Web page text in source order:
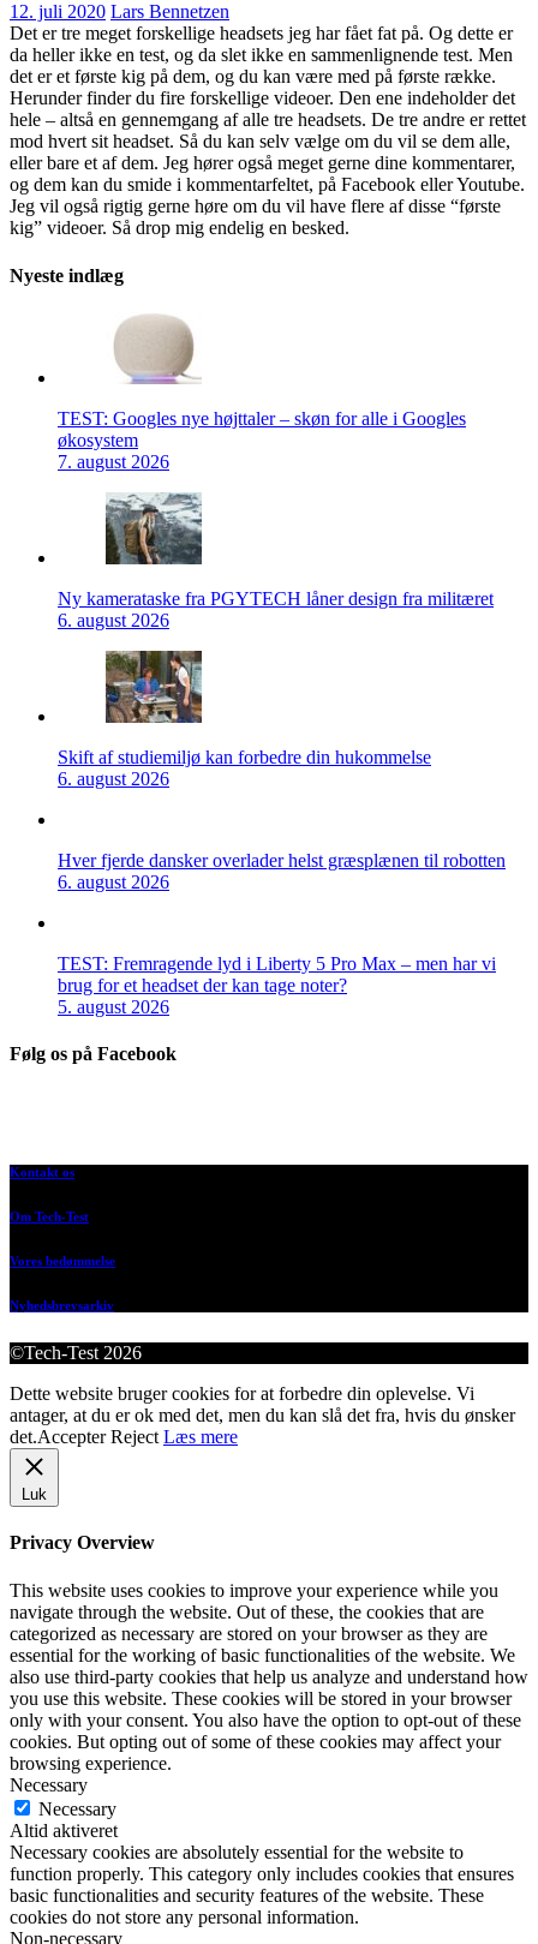
12. juli 2020 Lars Bennetzen
Det er tre meget forskellige headsets jeg har fået fat på. Og dette er
da heller ikke en test, og da slet ikke en sammenlignende test. Men
det er et første kig på dem, og du kan være med på første række.
Herunder finder du fire forskellige videoer. Den ene indeholder det
hele – altså en gennemgang af alle tre headsets. De tre andre er rettet
mod hvert sit headset. Så du kan selv vælge om du vil se dem alle,
eller bare et af dem. Jeg hører også meget gerne dine kommentarer,
og dem kan du smide i kommentarfeltet, på Facebook eller Youtube.
Jeg vil også rigtig gerne høre om du vil have flere af disse “første
kig” videoer. Så drop mig endelig en besked.
Nyeste indlæg
TEST: Googles nye højttaler – skøn for alle i Googles
økosystem
7. august 2026
Ny kamerataske fra PGYTECH låner design fra militæret
6. august 2026
Skift af studiemiljø kan forbedre din hukommelse
6. august 2026
Hver fjerde dansker overlader helst græsplænen til robotten
6. august 2026
TEST: Fremragende lyd i Liberty 5 Pro Max – men har vi
brug for et headset der kan tage noter?
5. august 2026
Følg os på Facebook
Kontakt os
Om Tech-Test
Vores bedømmelse
Nyhedsbrevsarkiv
©Tech-Test 2026
Dette website bruger cookies for at forbedre din oplevelse. Vi
antager, at du er ok med det, men du kan slå det fra, hvis du ønsker
det.Accepter Reject Læs mere
Luk
Privacy Overview
This website uses cookies to improve your experience while you
navigate through the website. Out of these, the cookies that are
categorized as necessary are stored on your browser as they are
essential for the working of basic functionalities of the website. We
also use third-party cookies that help us analyze and understand how
you use this website. These cookies will be stored in your browser
only with your consent. You also have the option to opt-out of these
cookies. But opting out of some of these cookies may affect your
browsing experience.
Necessary
Necessary
Altid aktiveret
Necessary cookies are absolutely essential for the website to
function properly. This category only includes cookies that ensures
basic functionalities and security features of the website. These
cookies do not store any personal information.
Non-necessary